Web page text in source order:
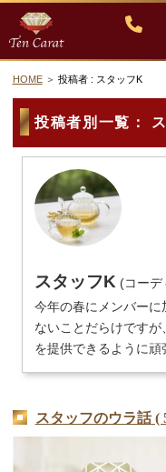
料金・入
会員比率
50代・60
女性会員
デートま
HOME 投稿者 : スタッフK
投稿者別一覧：
スタッフK (コーデ
今年の春にメンバーに
ないことだらけです
を提供できるように頑
スタッフのウラ話 (